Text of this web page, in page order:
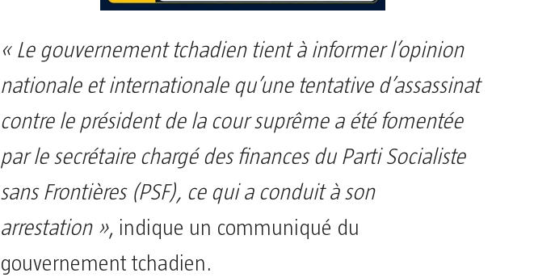
« Le gouvernement tchadien tient à informer l’opinion
nationale et internationale qu’une tentative d’assassinat
contre le président de la cour suprême a été fomentée
par le secrétaire chargé des finances du Parti Socialiste
sans Frontières (PSF), ce qui a conduit à son
arrestation », indique un communiqué du
gouvernement tchadien.